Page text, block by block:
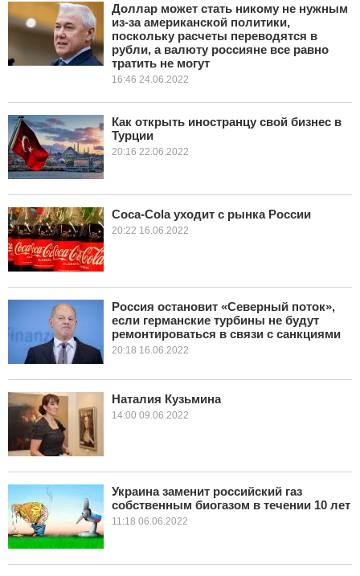
ЭКОНОМИКА
В МИРЕ
ОБЩЕСТВО
НАУКА
ШОУ-БИЗНЕС
БЛОГ
Доллар может стать никому не нужным
из-за американской политики,
поскольку расчеты переводятся в
рубли, а валюту россияне все равно
тратить не могут
16:46 24.06.2022
Как открыть иностранцу свой бизнес в
Турции
20:16 22.06.2022
Coca-Cola уходит с рынка России
20:22 16.06.2022
Россия остановит «Северный поток»,
если германские турбины не будут
ремонтироваться в связи с санкциями
20:18 16.06.2022
Наталия Кузьмина
14:00 09.06.2022
Украина заменит российский газ
собственным биогазом в течении 10 лет
11:18 06.06.2022